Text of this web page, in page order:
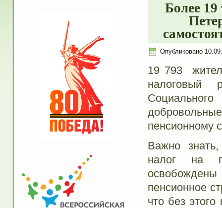
Более
Опубликовано
19 793
налоговый
пенсионному
Важно
налог на
пенсионное
что без